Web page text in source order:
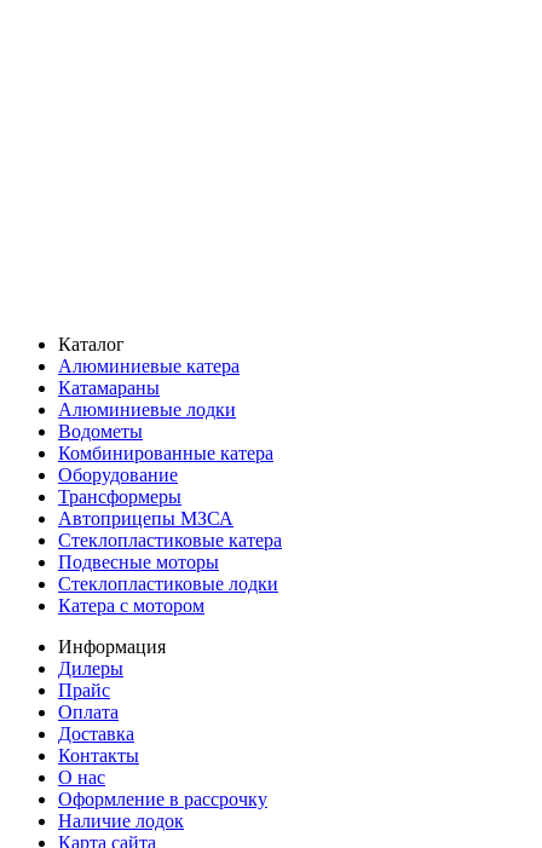
Каталог
Алюминиевые катера
Катамараны
Алюминиевые лодки
Водометы
Комбинированные катера
Оборудование
Трансформеры
Автоприцепы МЗСА
Стеклопластиковые катера
Подвесные моторы
Стеклопластиковые лодки
Катера с мотором
Информация
Дилеры
Прайс
Оплата
Доставка
Контакты
О нас
Оформление в рассрочку
Наличие лодок
Карта сайта